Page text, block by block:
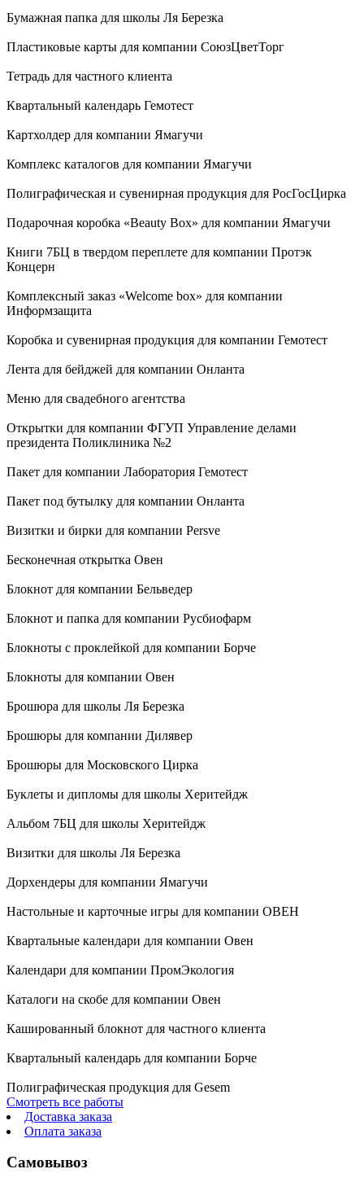
Бумажная папка для школы Ля Березка
Пластиковые карты для компании СоюзЦветТорг
Тетрадь для частного клиента
Квартальный календарь Гемотест
Картхолдер для компании Ямагучи
Комплекс каталогов для компании Ямагучи
Полиграфическая и сувенирная продукция для РосГосЦирка
Подарочная коробка «Beauty Box» для компании Ямагучи
Книги 7БЦ в твердом переплете для компании Протэк
Концерн
Комплексный заказ «Welcome box» для компании
Информзащита
Коробка и сувенирная продукция для компании Гемотест
Лента для бейджей для компании Онланта
Меню для свадебного агентства
Открытки для компании ФГУП Управление делами
президента Поликлиника №2
Пакет для компании Лаборатория Гемотест
Пакет под бутылку для компании Онланта
Визитки и бирки для компании Persve
Бесконечная открытка Овен
Блокнот для компании Бельведер
Блокнот и папка для компании Русбиофарм
Блокноты с проклейкой для компании Борче
Блокноты для компании Овен
Брошюра для школы Ля Березка
Брошюры для компании Дилявер
Брошюры для Московского Цирка
Буклеты и дипломы для школы Херитейдж
Альбом 7БЦ для школы Херитейдж
Визитки для школы Ля Березка
Дорхендеры для компании Ямагучи
Настольные и карточные игры для компании ОВЕН
Квартальные календари для компании Овен
Календари для компании ПромЭкология
Каталоги на скобе для компании Овен
Кашированный блокнот для частного клиента
Квартальный календарь для компании Борче
Полиграфическая продукция для Gesem
Смотреть все работы
Доставка заказа
Оплата заказа
Самовывоз